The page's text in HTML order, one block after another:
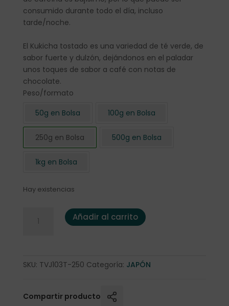
consumido durante todo el día, incluso
tarde/noche.
El Kukicha tostado es una variedad de té verde, de
sabor fuerte y dulzón, dejándonos en el paladar
unos toques de sabor a café con notas de
chocolate.
Peso/formato
50g en Bolsa
100g en Bolsa
250g en Bolsa 500g en Bolsa
1kg en Bolsa
Hay existencias
Té Verde Japón Kukicha Tostado 250 gr. BIO cantidad
Añadir al carrito
SKU: TVJ103T-250 Categoría: JAPÓN
Compartir producto